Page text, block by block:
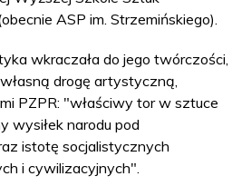
ASP im. Strzemińskiego).
wkraczała do jego twórczości,
drogę artystyczną,
PZPR: "właściwy tor w sztuce
wysiłek narodu pod
istotę socjalistycznych
i cywilizacyjnych".